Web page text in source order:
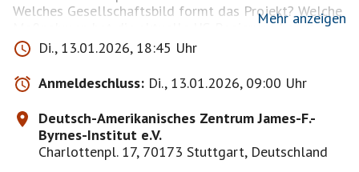
Welches Gesellschaftsbild formt das Projekt? Welche
Maßnahmen hat die aktuelle US-Regierung bereits
umgesetzt, wo stößt sie an Grenzen und welche
Schritte stehen noch bevor? Gemeinsam mit Dr. Martin
Kilgus werfen wir einen kritischen Blick auf Ziele,
Machtstrategien und die Entwicklungen, die uns noch
erwarten.
Teilnehmer melden sich zur Veranstaltung bitte bei
Deutsch-Amerikanischen Zentrum (DAZ), formlos per
Mehr anzeigen
Di., 13.01.2026, 18:45 Uhr
Anmeldeschluss: Di., 13.01.2026, 09:00 Uhr
Deutsch-Amerikanisches Zentrum James-F.-
Byrnes-Institut e.V.
Charlottenpl. 17, 70173 Stuttgart, Deutschland